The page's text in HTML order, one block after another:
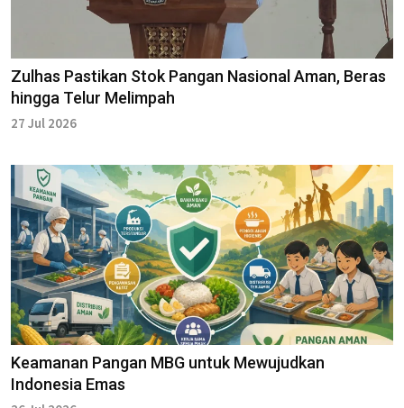
Zulhas Pastikan Stok Pangan Nasional Aman, Beras
hingga Telur Melimpah
27 Jul 2026
Keamanan Pangan MBG untuk Mewujudkan
Indonesia Emas